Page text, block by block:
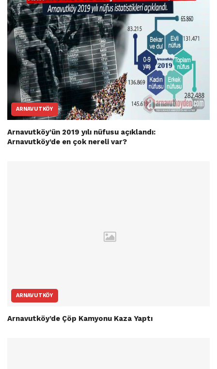
ARNAVUTKÖY
Arnavutköy’ün 2019 yılı nüfusu açıklandı:
Arnavutköy’de en çok nereli var?
ARNAVUTKÖY
Arnavutköy’de Çöp Kamyonu Kaza Yaptı